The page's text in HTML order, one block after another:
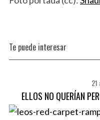
Te puede interesar
ELLOS NO QUERÍAN